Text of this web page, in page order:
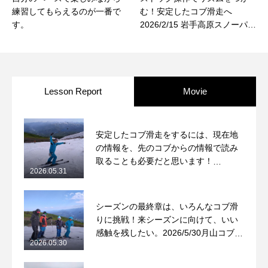
練習してもらえるのが一番で
す。
む！安定したコブ滑走へ
2026/2/15 岩手高原スノーパー
Lesson Report Movie
安定したコブ滑走をするには、現在地
の情報を、先のコブからの情報で読み
取ることも必要だと思います！
2026.05.31
シーズンの最終章は、いろんなコブ滑
りに挑戦！来シーズンに向けて、いい
感触を残したい。2026/5/30月山コブレ
2026.05.30